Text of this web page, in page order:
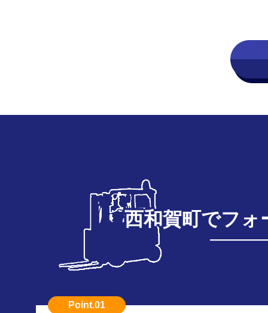
西和賀町でフォ